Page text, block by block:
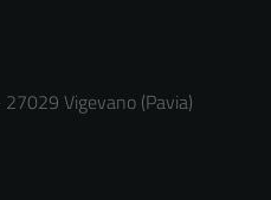
Vigevano (Pavia)